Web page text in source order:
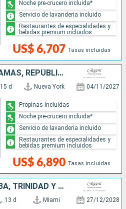
US$ 6,707 Tasas incluidas
Noche pre-crucero incluida*
Servicio de lavanderia incluido
Restaurantes de especialidades y
bebidas premium incluidos
ESTADOS UNIDOS, BAHAMAS, REPÚBLICA DOMINICANA, ARUBA, JAMAICA, ISLAS CAIMÁN
15 d Nueva York 04/11/2027
US$ 6,890 Tasas incluidas
Propinas incluidas
Noche pre-crucero incluida*
Servicio de lavanderia incluido
Restaurantes de especialidades y
bebidas premium incluidos
ESTADOS UNIDOS, ARUBA, TRINIDAD Y TOBAGO, SAN VINCENT Y LAS GRANADINAS, DOMINICA, SANTA LUCIA, BARBADOS
13 d Miami 27/12/2028